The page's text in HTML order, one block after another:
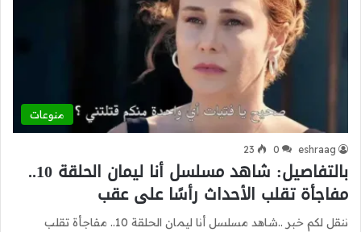
منوعات
eshraag
0
23
بالتفاصيل: شاهد مسلسل أنا ليمان الحلقة 10..
مفاجأة تقلب الأحداث رأسًا على عقب
ننقل لكم خبر ..شاهد مسلسل أنا ليمان الحلقة 10.. مفاجأة تقلب